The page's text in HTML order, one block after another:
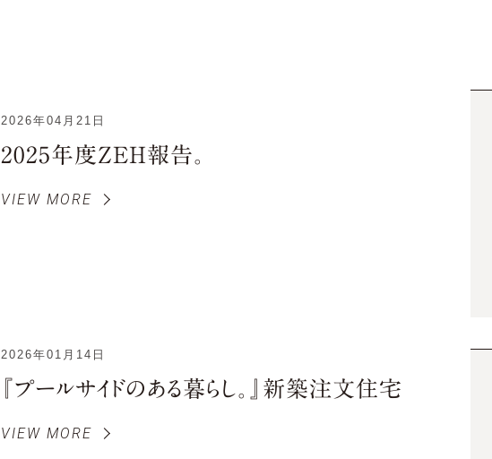
2026年04月21日
2025年度ZEH報告。
VIEW MORE
2026年01月14日
『プールサイドのある暮らし。』新築注文住宅
VIEW MORE